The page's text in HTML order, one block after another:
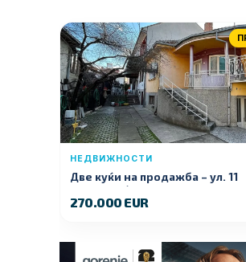
НЕДВИЖНОСТИ
Две куќи на продажба – ул. 11
Ноември (Наспроти Селман
270.000 EUR